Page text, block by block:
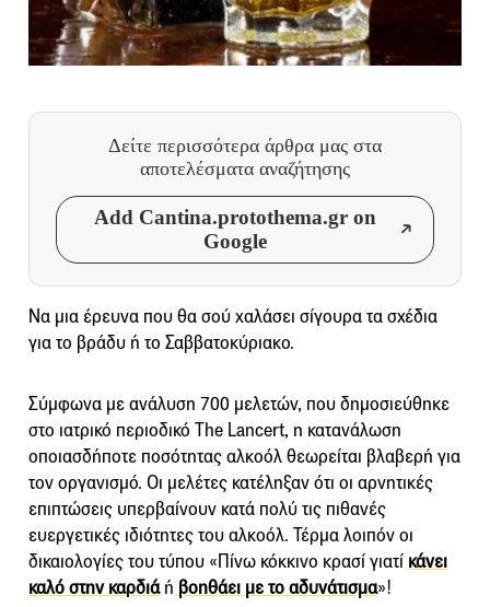
Δείτε περισσότερα άρθρα μας στα
αποτελέσματα αναζήτησης
Add Cantina.protothema.gr on
Google
Να μια έρευνα που θα σού χαλάσει σίγουρα τα σχέδια
για το βράδυ ή το Σαββατοκύριακο.
Σύμφωνα με ανάλυση 700 μελετών, που δημοσιεύθηκε
στο ιατρικό περιοδικό The Lancert, η κατανάλωση
οποιασδήποτε ποσότητας αλκοόλ θεωρείται βλαβερή για
τον οργανισμό. Οι μελέτες κατέληξαν ότι οι αρνητικές
επιπτώσεις υπερβαίνουν κατά πολύ τις πιθανές
ευεργετικές ιδιότητες του αλκοόλ. Τέρμα λοιπόν οι
δικαιολογίες του τύπου «Πίνω κόκκινο κρασί γιατί κάνει
καλό στην καρδιάή βοηθάει με το αδυνάτισμα»!